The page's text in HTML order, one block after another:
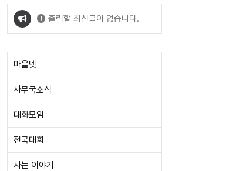
출력할 최신글이 없습니다.
마을넷
사무국소식
대화모임
전국대회
사는 이야기